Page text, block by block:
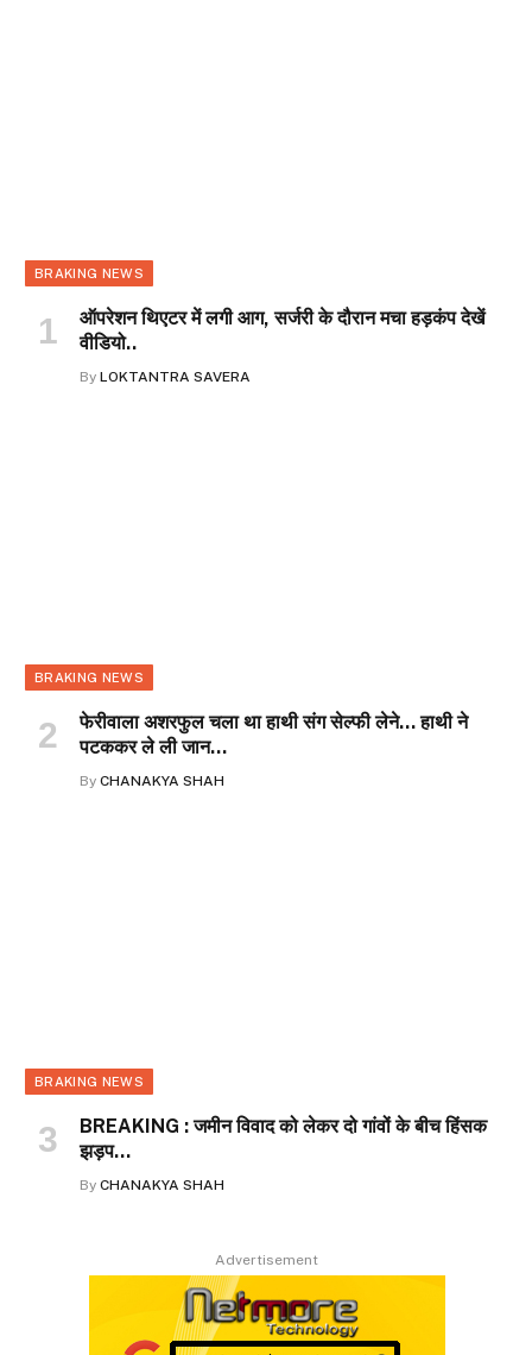
BRAKING NEWS
ऑपरेशन थिएटर में लगी आग, सर्जरी के दौरान मचा हड़कंप देखें
वीडियो..
By LOKTANTRA SAVERA
BRAKING NEWS
फेरीवाला अशरफुल चला था हाथी संग सेल्फी लेने… हाथी ने
पटककर ले ली जान…
By CHANAKYA SHAH
BRAKING NEWS
BREAKING : जमीन विवाद को लेकर दो गांवों के बीच हिंसक
झड़प…
By CHANAKYA SHAH
Advertisement